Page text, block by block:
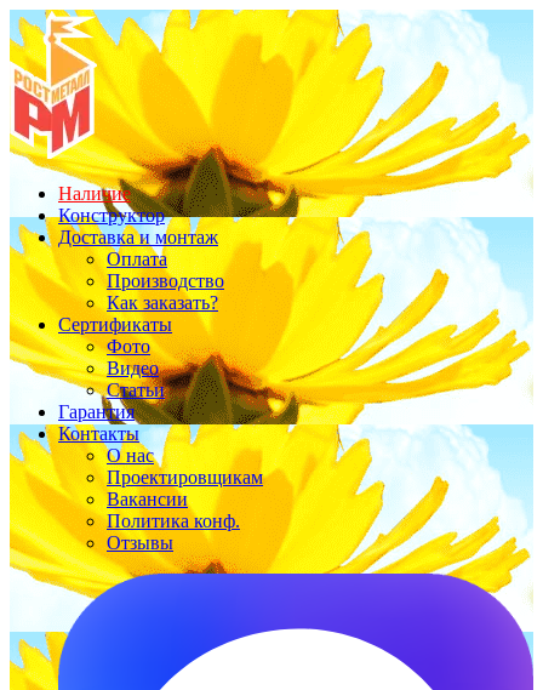
Наличие
Конструктор
Доставка и монтаж
Оплата
Производство
Как заказать?
Сертификаты
Фото
Видео
Статьи
Гарантия
Контакты
О нас
Проектировщикам
Вакансии
Политика конф.
Отзывы